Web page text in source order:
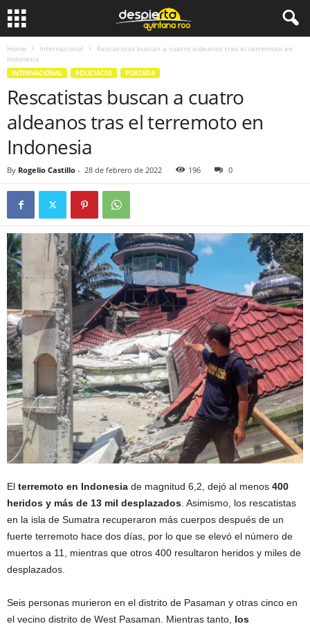
Home Internacional
Rescatistas buscan a cuatro aldeanos tras el terremoto en
Indonesia
INTERNACIONAL POLICIACAS PORTADA
Rescatistas buscan a cuatro
aldeanos tras el terremoto en
Indonesia
By Rogelio Castillo - 28 de febrero de 2022 196 0
El terremoto en Indonesia de magnitud 6,2, dejó al menos 400
heridos y más de 13 mil desplazados. Asimismo, los rescatistas
en la isla de Sumatra recuperaron más cuerpos después de un
fuerte terremoto hace dos días, por lo que se elevó el número de
muertos a 11, mientras que otros 400 resultaron heridos y miles de
desplazados.
Seis personas murieron en el distrito de Pasaman y otras cinco en
el vecino distrito de West Pasaman. Mientras tanto, los